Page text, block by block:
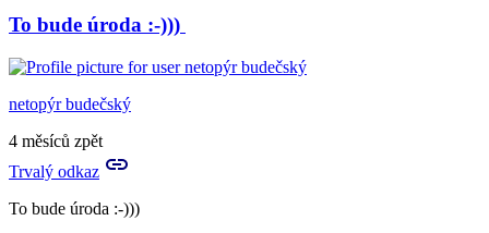
To bude úroda :-)))
netopýr budečský
4 měsíců zpět
Trvalý odkaz
To bude úroda :-)))